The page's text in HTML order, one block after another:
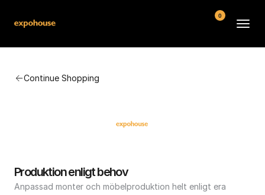
Continue Shopping
Produktion enligt behov
Anpassad monter och möbelproduktion helt enligt era
Conditions
0